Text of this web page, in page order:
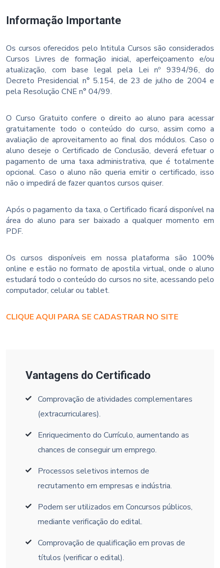
Informação Importante
Os cursos oferecidos pelo Intitula Cursos são considerados
Cursos Livres de formação inicial, aperfeiçoamento e/ou
atualização, com base legal pela Lei nº 9394/96, do
Decreto Presidencial n° 5.154, de 23 de julho de 2004 e
pela Resolução CNE n° 04/99.
O Curso Gratuito confere o direito ao aluno para acessar
gratuitamente todo o conteúdo do curso, assim como a
avaliação de aproveitamento ao final dos módulos. Caso o
aluno deseje o Certificado de Conclusão, deverá efetuar o
pagamento de uma taxa administrativa, que é totalmente
opcional. Caso o aluno não queria emitir o certificado, isso
não o impedirá de fazer quantos cursos quiser.
Após o pagamento da taxa, o Certificado ficará disponível na
área do aluno para ser baixado a qualquer momento em
PDF.
Os cursos disponíveis em nossa plataforma são 100%
online e estão no formato de apostila virtual, onde o aluno
estudará todo o conteúdo do cursos no site, acessando pelo
computador, celular ou tablet.
CLIQUE AQUI PARA SE CADASTRAR NO SITE
Vantagens do Certificado
Comprovação de atividades complementares
(extracurriculares).
Enriquecimento do Currículo, aumentando as
chances de conseguir um emprego.
Processos seletivos internos de
recrutamento em empresas e indústria.
Podem ser utilizados em Concursos públicos,
mediante verificação do edital.
Comprovação de qualificação em provas de
títulos (verificar o edital).